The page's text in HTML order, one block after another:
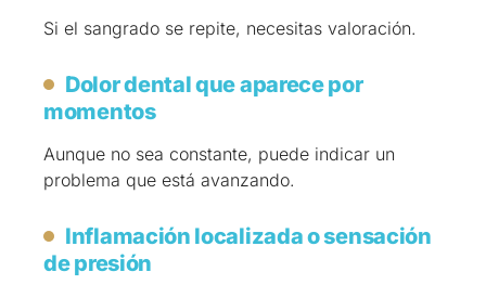
Si el sangrado se repite, necesitas valoración.
Dolor dental que aparece por
momentos
Aunque no sea constante, puede indicar un
problema que está avanzando.
Inflamación localizada o sensación
de presión